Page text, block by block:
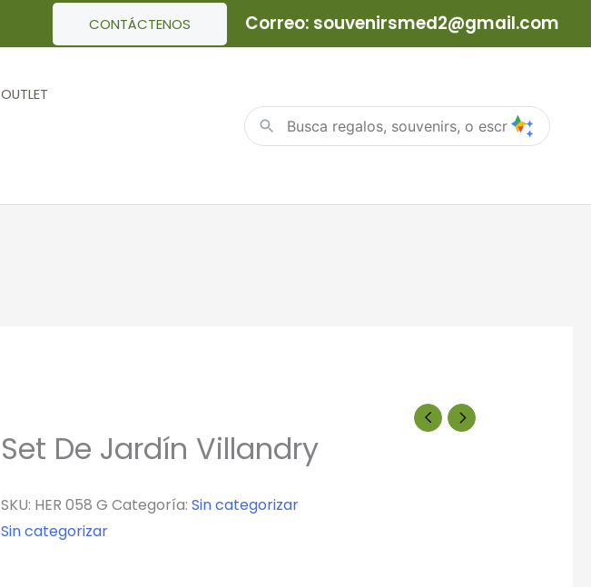
CONTÁCTENOS Correo: souvenirsmed2@gmail.com
OUTLET
Set De Jardín Villandry
SKU: HER 058 G Categoría: Sin categorizar
Sin categorizar